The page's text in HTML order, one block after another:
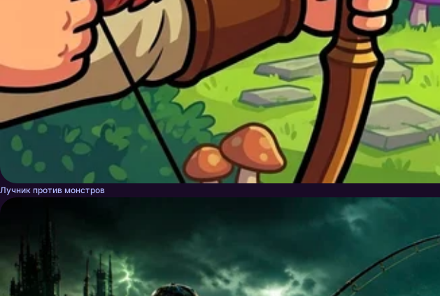
Лучник против монстров